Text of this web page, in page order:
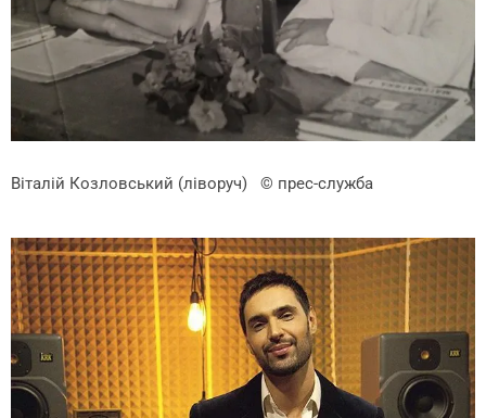
Віталій Козловський (ліворуч) © прес-служба